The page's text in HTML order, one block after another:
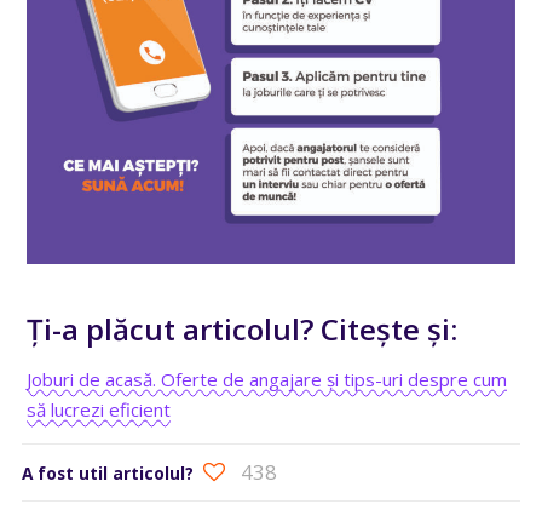
Ți-a plăcut articolul? Citește și:
Joburi de acasă. Oferte de angajare și tips-uri despre cum
să lucrezi eficient
A fost util articolul? 438